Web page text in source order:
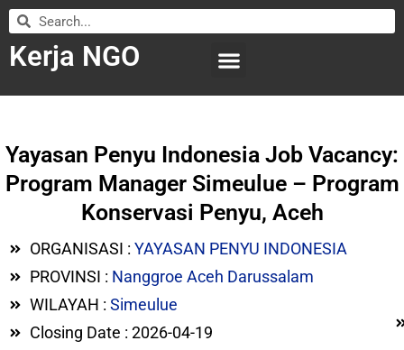
Kerja NGO
Yayasan Penyu Indonesia Job Vacancy:
Program Manager Simeulue – Program
Konservasi Penyu, Aceh
ORGANISASI : YAYASAN PENYU INDONESIA
PROVINSI : Nanggroe Aceh Darussalam
WILAYAH : Simeulue
Closing Date : 2026-04-19